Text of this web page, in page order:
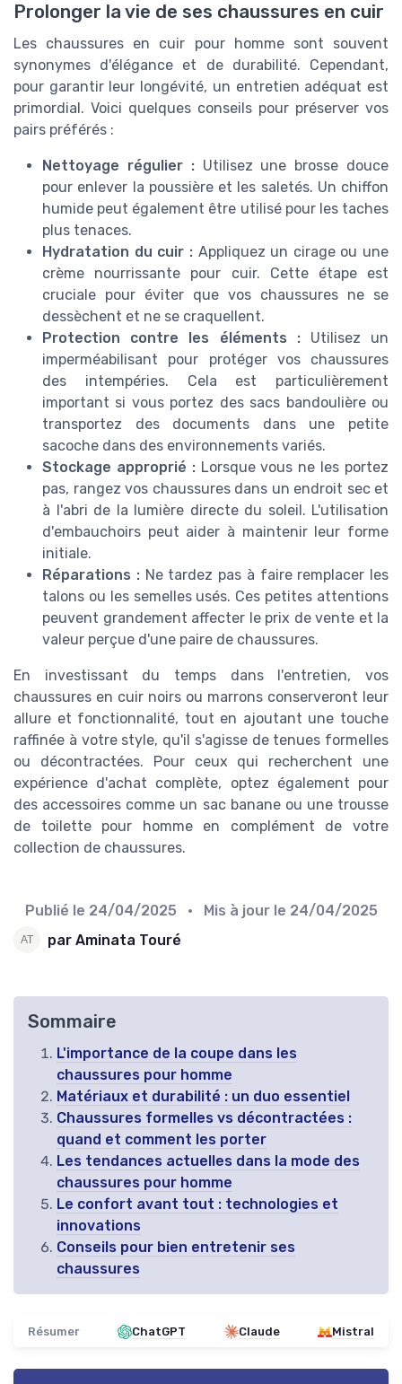
Prolonger la vie de ses chaussures en cuir
Les chaussures en cuir pour homme sont souvent
synonymes d'élégance et de durabilité. Cependant,
pour garantir leur longévité, un entretien adéquat est
primordial. Voici quelques conseils pour préserver vos
pairs préférés :
Nettoyage régulier :Utilisez une brosse douce
pour enlever la poussière et les saletés. Un chiffon
humide peut également être utilisé pour les taches
plus tenaces.
Hydratation du cuir :Appliquez un cirage ou une
crème nourrissante pour cuir. Cette étape est
cruciale pour éviter que vos chaussures ne se
dessèchent et ne se craquellent.
Protection contre les éléments :Utilisez un
imperméabilisant pour protéger vos chaussures
des intempéries. Cela est particulièrement
important si vous portez des sacs bandoulière ou
transportez des documents dans une petite
sacoche dans des environnements variés.
Stockage approprié :Lorsque vous ne les portez
pas, rangez vos chaussures dans un endroit sec et
à l'abri de la lumière directe du soleil. L'utilisation
d'embauchoirs peut aider à maintenir leur forme
initiale.
Réparations :Ne tardez pas à faire remplacer les
talons ou les semelles usés. Ces petites attentions
peuvent grandement affecter le prix de vente et la
valeur perçue d'une paire de chaussures.
En investissant du temps dans l'entretien, vos
chaussures en cuir noirs ou marrons conserveront leur
allure et fonctionnalité, tout en ajoutant une touche
raffinée à votre style, qu'il s'agisse de tenues formelles
ou décontractées. Pour ceux qui recherchent une
expérience d'achat complète, optez également pour
des accessoires comme un sac banane ou une trousse
de toilette pour homme en complément de votre
collection de chaussures.
Publié le 24/04/2025 • Mis à jour le 24/04/2025
par Aminata Touré
Sommaire
L'importance de la coupe dans les
chaussures pour homme
Matériaux et durabilité : un duo essentiel
Chaussures formelles vs décontractées :
quand et comment les porter
Les tendances actuelles dans la mode des
chaussures pour homme
Le confort avant tout : technologies et
innovations
Conseils pour bien entretenir ses
chaussures
Résumer ChatGPT Claude Mistral